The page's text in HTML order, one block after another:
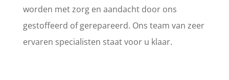
worden met zorg en aandacht door ons
gestoffeerd of gerepareerd. Ons team van zeer
ervaren specialisten staat voor u klaar.